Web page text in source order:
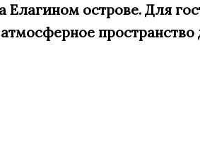
острове. Для
пространство